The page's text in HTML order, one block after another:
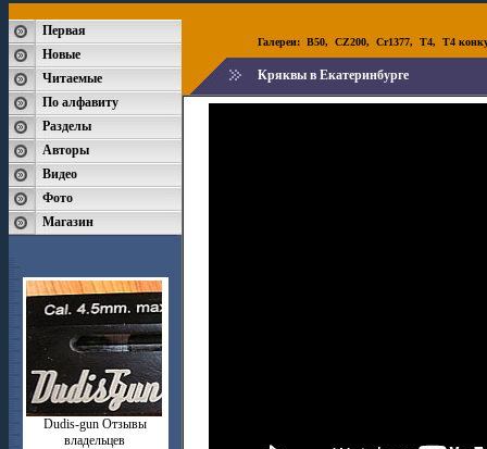
Первая
Новые
Читаемые
По алфавиту
Разделы
Авторы
Видео
Фото
Магазин
Dudis-gun Отзывы
владельцев
Галереи: B50, CZ200, Cr1377, T4, T4
Кряквы в Екатеринбурге